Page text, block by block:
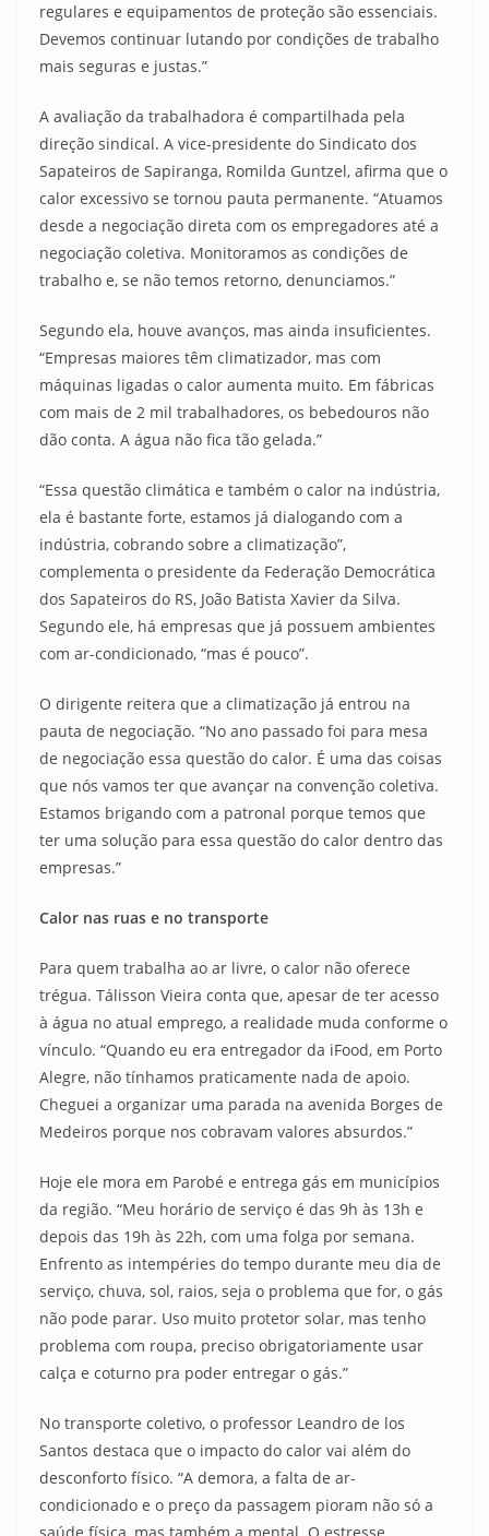
regulares e equipamentos de proteção são essenciais.
Devemos continuar lutando por condições de trabalho
mais seguras e justas.”
A avaliação da trabalhadora é compartilhada pela
direção sindical. A vice-presidente do Sindicato dos
Sapateiros de Sapiranga, Romilda Guntzel, afirma que o
calor excessivo se tornou pauta permanente. “Atuamos
desde a negociação direta com os empregadores até a
negociação coletiva. Monitoramos as condições de
trabalho e, se não temos retorno, denunciamos.”
Segundo ela, houve avanços, mas ainda insuficientes.
“Empresas maiores têm climatizador, mas com
máquinas ligadas o calor aumenta muito. Em fábricas
com mais de 2 mil trabalhadores, os bebedouros não
dão conta. A água não fica tão gelada.”
“Essa questão climática e também o calor na indústria,
ela é bastante forte, estamos já dialogando com a
indústria, cobrando sobre a climatização”,
complementa o presidente da Federação Democrática
dos Sapateiros do RS, João Batista Xavier da Silva.
Segundo ele, há empresas que já possuem ambientes
com ar-condicionado, “mas é pouco”.
O dirigente reitera que a climatização já entrou na
pauta de negociação. “No ano passado foi para mesa
de negociação essa questão do calor. É uma das coisas
que nós vamos ter que avançar na convenção coletiva.
Estamos brigando com a patronal porque temos que
ter uma solução para essa questão do calor dentro das
empresas.”
Calor nas ruas e no transporte
Para quem trabalha ao ar livre, o calor não oferece
trégua. Tálisson Vieira conta que, apesar de ter acesso
à água no atual emprego, a realidade muda conforme o
vínculo. “Quando eu era entregador da iFood, em Porto
Alegre, não tínhamos praticamente nada de apoio.
Cheguei a organizar uma parada na avenida Borges de
Medeiros porque nos cobravam valores absurdos.”
Hoje ele mora em Parobé e entrega gás em municípios
da região. “Meu horário de serviço é das 9h às 13h e
depois das 19h às 22h, com uma folga por semana.
Enfrento as intempéries do tempo durante meu dia de
serviço, chuva, sol, raios, seja o problema que for, o gás
não pode parar. Uso muito protetor solar, mas tenho
problema com roupa, preciso obrigatoriamente usar
calça e coturno pra poder entregar o gás.”
No transporte coletivo, o professor Leandro de los
Santos destaca que o impacto do calor vai além do
desconforto físico. “A demora, a falta de ar-
condicionado e o preço da passagem pioram não só a